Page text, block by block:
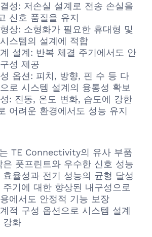
성: 저손실 설계로 전송 손실을
신호 품질을 유지
상: 소형화가 필요한 휴대형 및
스템의 설계에 적합
설계: 반복 체결 주기에서도 안
성 제공
옵션: 피치, 방향, 핀 수 등 다
로 시스템 설계의 융통성 확보
: 진동, 온도 변화, 습도에 강한
어려운 환경에서도 성능 유지
TE Connectivity의 유사 부품
은 풋프린트와 우수한 신호 성능
효율성과 전기 성능의 균형 달성
주기에 대한 향상된 내구성으로
에서도 안정적 기능 보장
적 구성 옵션으로 시스템 설계
강화